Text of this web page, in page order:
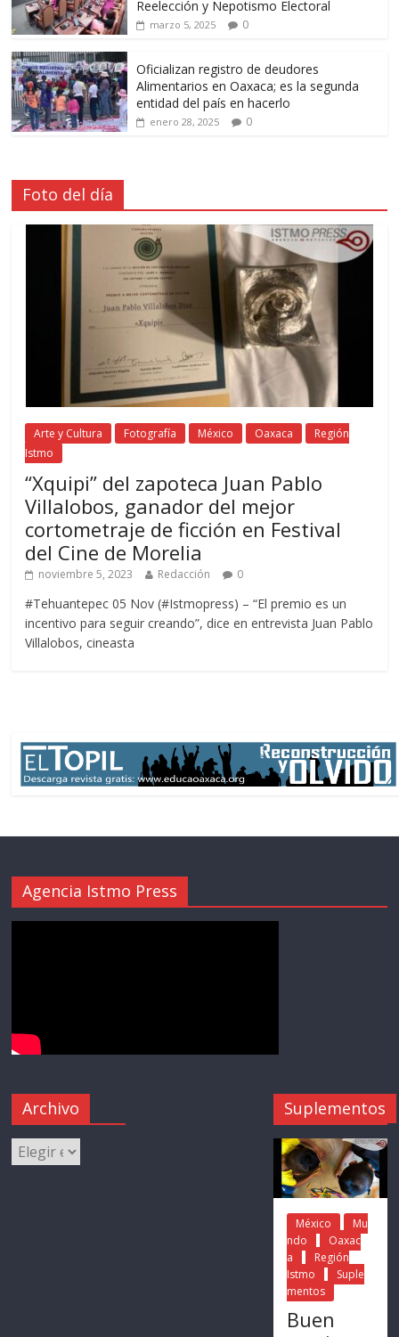
Reelección y Nepotismo Electoral
marzo 5, 2025 0
Oficializan registro de deudores
Alimentarios en Oaxaca; es la segunda
entidad del país en hacerlo
enero 28, 2025 0
Foto del día
Arte y Cultura Fotografía México Oaxaca
Región
Istmo
“Xquipi” del zapoteca Juan Pablo
Villalobos, ganador del mejor
cortometraje de ficción en Festival
del Cine de Morelia
noviembre 5, 2023 Redacción 0
#Tehuantepec 05 Nov (#Istmopress) – “El premio es un
incentivo para seguir creando”, dice en entrevista Juan Pablo
Villalobos, cineasta
Agencia Istmo Press
Archivo Suplementos
México
Mu
ndo
Oaxac
a
Región
Istmo
Suple
mentos
Buen